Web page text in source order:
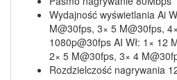
Wydajność wyświetlania Ai
M@30fps, 3× 5 M@30fps,
1080p@30fps AI Wł: 1× 12
2× 5 M@30fps, 3× 4
Rozdzielczość nagrywania